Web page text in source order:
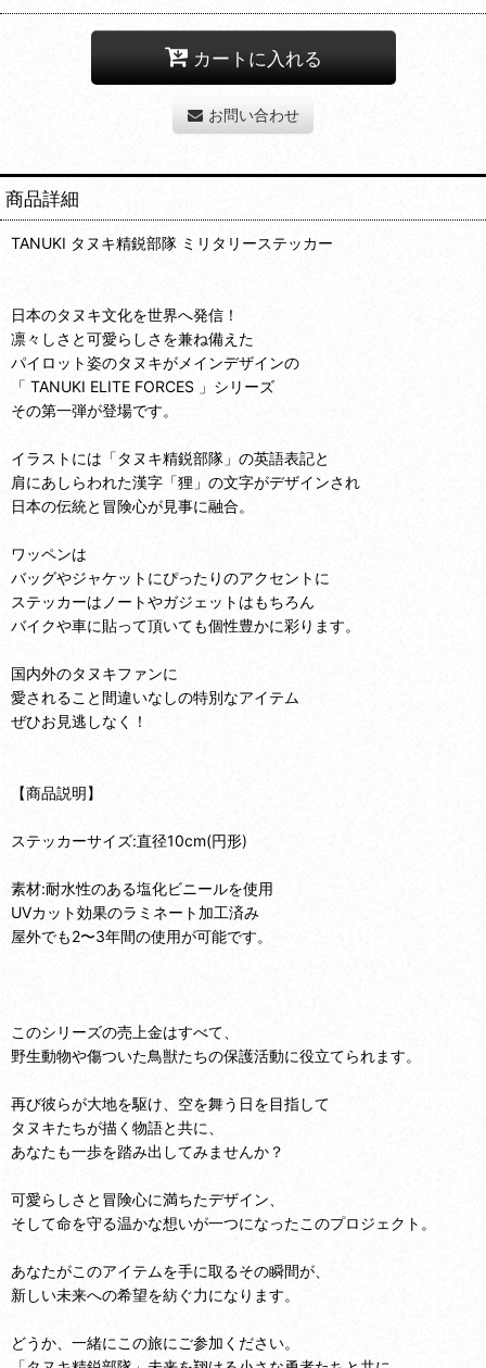
カートに入れる
お問い合わせ
商品詳細
TANUKI タヌキ精鋭部隊 ミリタリーステッカー
日本のタヌキ文化を世界へ発信！
凛々しさと可愛らしさを兼ね備えた
パイロット姿のタヌキがメインデザインの
「 TANUKI ELITE FORCES 」シリーズ
その第一弾が登場です。
イラストには「タヌキ精鋭部隊」の英語表記と
肩にあしらわれた漢字「狸」の文字がデザインされ
日本の伝統と冒険心が見事に融合。
ワッペンは
バッグやジャケットにぴったりのアクセントに
ステッカーはノートやガジェットはもちろん
バイクや車に貼って頂いても個性豊かに彩ります。
国内外のタヌキファンに
愛されること間違いなしの特別なアイテム
ぜひお見逃しなく！
【商品説明】
ステッカーサイズ:直径10cm(円形)
素材:耐水性のある塩化ビニールを使用
UVカット効果のラミネート加工済み
屋外でも2〜3年間の使用が可能です。
このシリーズの売上金はすべて、
野生動物や傷ついた鳥獣たちの保護活動に役立てられます。
再び彼らが大地を駆け、空を舞う日を目指して
タヌキたちが描く物語と共に、
あなたも一歩を踏み出してみませんか？
可愛らしさと冒険心に満ちたデザイン、
そして命を守る温かな想いが一つになったこのプロジェクト。
あなたがこのアイテムを手に取るその瞬間が、
新しい未来への希望を紡ぐ力になります。
どうか、一緒にこの旅にご参加ください。